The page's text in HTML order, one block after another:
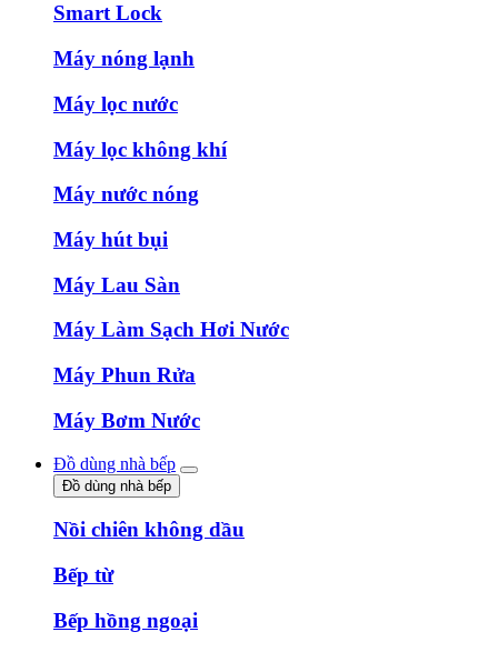
Smart Lock
Máy nóng lạnh
Máy lọc nước
Máy lọc không khí
Máy nước nóng
Máy hút bụi
Máy Lau Sàn
Máy Làm Sạch Hơi Nước
Máy Phun Rửa
Máy Bơm Nước
Đồ dùng nhà bếp
Đồ dùng nhà bếp
Nồi chiên không dầu
Bếp từ
Bếp hồng ngoại